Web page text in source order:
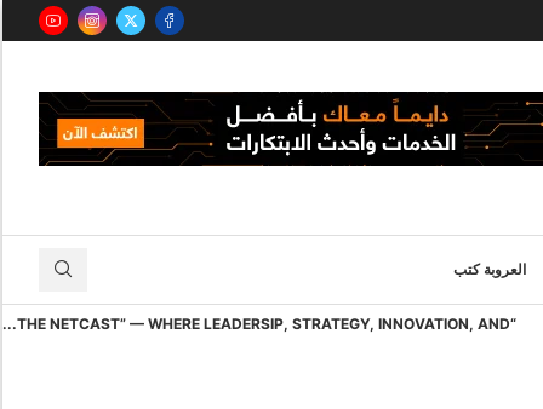
العروبة كتب
“THE NETCAST” — WHERE LEADERSIP, STRATEGY, INNOVATION, AND...